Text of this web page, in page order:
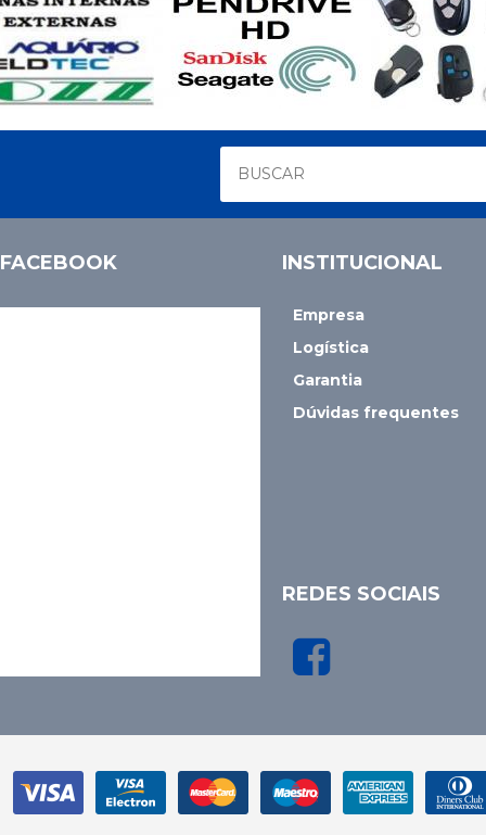
FACEBOOK INSTITUCIONAL
Empresa
Logística
Garantia
Dúvidas frequentes
REDES SOCIAIS